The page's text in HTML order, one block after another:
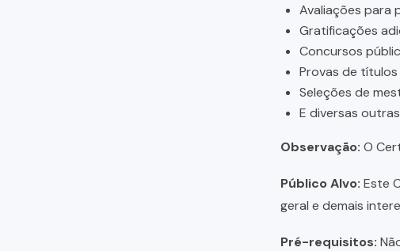
Avaliações para
Gratificações
Concursos
Provas de
Seleções de
E diversas
Observação: O
Público Alvo: Este
geral e demais
Pré-requisitos: